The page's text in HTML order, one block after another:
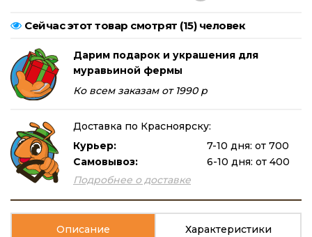
Сейчас этот товар смотрят (15) человек
Дарим подарок и украшения для
муравьиной фермы
Ко всем заказам от 1990 р
Доставка по Красноярску:
Курьер:
7-10 дня: от 700
Самовывоз:
6-10 дня: от 400
Подробнее о доставке
Описание Характеристики